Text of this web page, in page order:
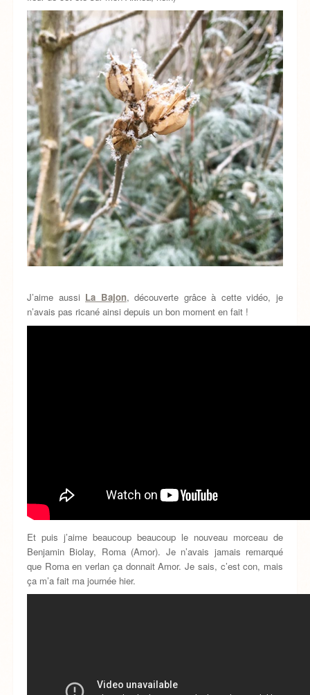
J’aime aussi La Bajon, découverte grâce à cette vidéo, je
n’avais pas ricané ainsi depuis un bon moment en fait !
Et puis j’aime beaucoup beaucoup le nouveau morceau de
Benjamin Biolay, Roma (Amor). Je n’avais jamais remarqué
que Roma en verlan ça donnait Amor. Je sais, c’est con, mais
ça m’a fait ma journée hier.